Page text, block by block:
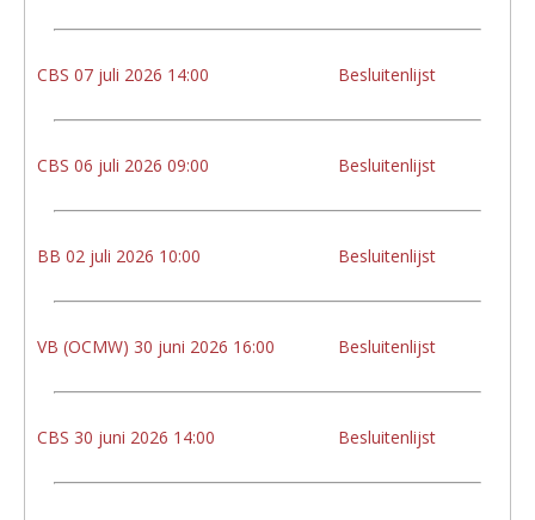
CBS 07 juli 2026 14:00 Besluitenlijst
CBS 06 juli 2026 09:00 Besluitenlijst
BB 02 juli 2026 10:00 Besluitenlijst
VB (OCMW) 30 juni 2026 16:00 Besluitenlijst
CBS 30 juni 2026 14:00 Besluitenlijst